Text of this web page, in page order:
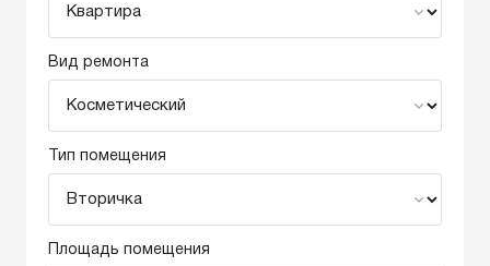
Вид ремонта
Тип помещения
Площадь помещения